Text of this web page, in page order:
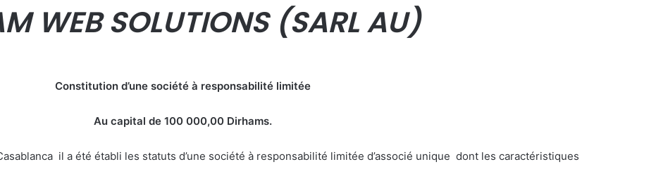
WEB SOLUTIONS (SARL AU)
Constitution d’une société à responsabilité limitée
Au capital de 100 000,00 Dirhams.
il a été établi les statuts d’une société à responsabilité limitée d’associé unique dont les caractéristiques